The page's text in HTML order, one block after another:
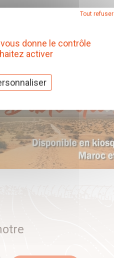
donne le contrôle
activer
Tout refuser